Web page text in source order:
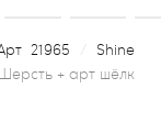
21965
Shine
шерсть + арт шёлк